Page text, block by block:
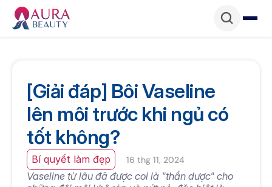
[Giải đáp] Bôi Vaseline
lên môi trước khi ngủ có
tốt không?
Bí quyết làm đẹp 16 thg 11, 2024
Vaseline từ lâu đã được coi là "thần dược" cho